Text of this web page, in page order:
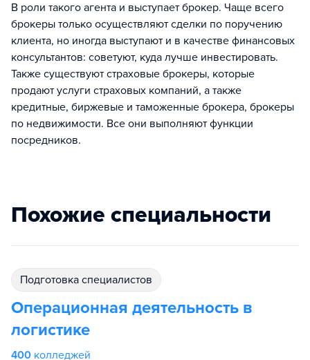
В роли такого агента и выступает брокер. Чаще всего
брокеры только осуществляют сделки по поручению
клиента, но иногда выступают и в качестве финансовых
консультантов: советуют, куда лучше инвестировать.
Также существуют страховые брокеры, которые
продают услуги страховых компаний, а также
кредитные, биржевые и таможенные брокера, брокеры
по недвижимости. Все они выполняют функции
посредников.
Похожие специальности
подготовка специалистов
Операционная деятельность в
логистике
400 колледжей